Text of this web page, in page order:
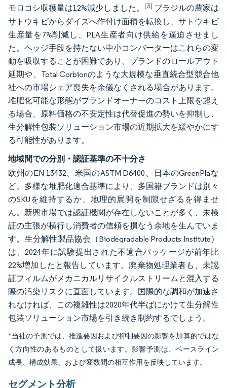
モロコシ収穫量は12%減少しました。 [3] ブラジルの農家は
サトウキビからダイズへ作付け面積を転換し、サトウキビ
生産量を7%削減し、PLA生産者向け供給を逼迫させまし
た。ヘッジ手段を持たない中小コンバーターはこれらの変
動を吸収することが困難であり、ブランドのロールアウト
延期や、Total Corbionのような大規模な垂直統合型競合他
社への市場シェア喪失を余儀なくされる場合があります。
堆肥化可能な形態がブランドオーナーのコスト上限を超え
る場合、原料価格の不安定性は代替促進の勢いを抑制し、
生分解性包装ソリューション市場の近期拡大を緩やかにす
る可能性があります。
地域間での分別・認証基準の不十分さ
欧州のEN 13432、米国のASTM D6400、日本のGreenPlaな
ど、多様な堆肥化適合基準により、多国籍ブランドは別々
のSKUを維持するか、地理的展開を制限せざるを得ませ
ん。新興市場では認証機関が存在しないことが多く、未検
証の主張が横行し消費者の信頼を損なう余地を生んでいま
す。生分解性製品協会（Biodegradable Products Institute）
は、2024年に試験提出された不適合パッケージが前年比
22%増加したと報告しています。廃棄物処理業者も、未認
証フィルムがメカニカルリサイクルストリームと混入する
際の汚染リスクに直面しています。国際的な調和が加速さ
れなければ、この複雑性は2020年代半ばにかけて生分解性
包装ソリューション市場を引き続き制約するでしょう。
*当社の予測では、推進要因および抑制要因の影響を加算的ではな
く方向性のあるものとして扱います。影響予測は、ベースライン
成長、構成効果、および変数間の相互作用を反映しています。
セグメント分析